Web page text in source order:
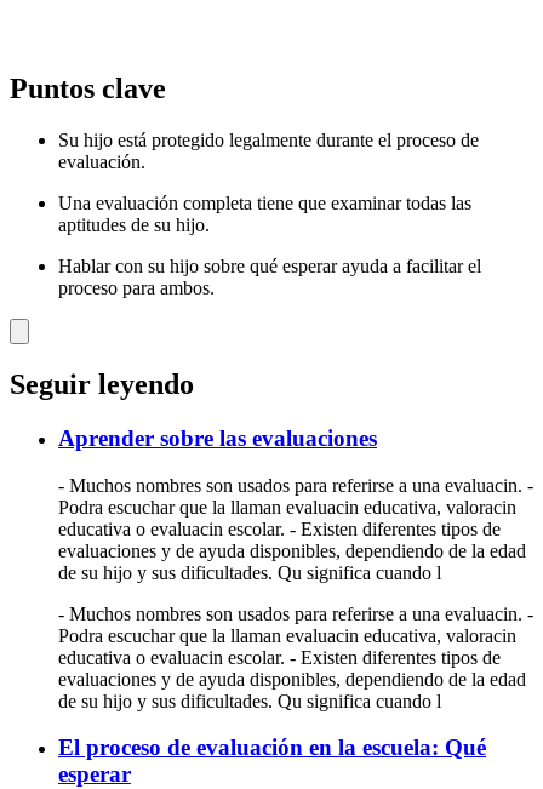
Puntos clave
Su hijo está protegido legalmente durante el proceso de
evaluación.
Una evaluación completa tiene que examinar todas las
aptitudes de su hijo.
Hablar con su hijo sobre qué esperar ayuda a facilitar el
proceso para ambos.
Seguir leyendo
Aprender sobre las evaluaciones
- Muchos nombres son usados para referirse a una evaluacin. -
Podra escuchar que la llaman evaluacin educativa, valoracin
educativa o evaluacin escolar. - Existen diferentes tipos de
evaluaciones y de ayuda disponibles, dependiendo de la edad
de su hijo y sus dificultades. Qu significa cuando l
- Muchos nombres son usados para referirse a una evaluacin. -
Podra escuchar que la llaman evaluacin educativa, valoracin
educativa o evaluacin escolar. - Existen diferentes tipos de
evaluaciones y de ayuda disponibles, dependiendo de la edad
de su hijo y sus dificultades. Qu significa cuando l
El proceso de evaluación en la escuela: Qué
esperar